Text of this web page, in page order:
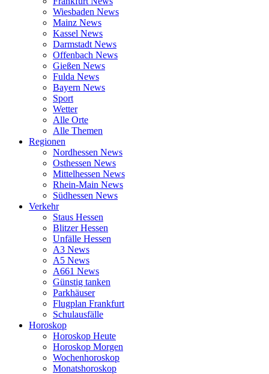
Wiesbaden News
Mainz News
Kassel News
Darmstadt News
Offenbach News
Gießen News
Fulda News
Bayern News
Sport
Wetter
Alle Orte
Alle Themen
Regionen
Nordhessen News
Osthessen News
Mittelhessen News
Rhein-Main News
Südhessen News
Verkehr
Staus Hessen
Blitzer Hessen
Unfälle Hessen
A3 News
A5 News
A661 News
Günstig tanken
Parkhäuser
Flugplan Frankfurt
Schulausfälle
Horoskop
Horoskop Heute
Horoskop Morgen
Wochenhoroskop
Monatshoroskop